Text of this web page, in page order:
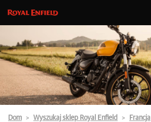
Dom Wyszukaj sklep Royal Enfield Francja